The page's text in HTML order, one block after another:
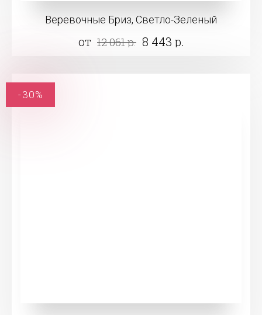
Веревочные Бриз, Светло-Зеленый
от 12 061 р. 8 443 р.
-30%